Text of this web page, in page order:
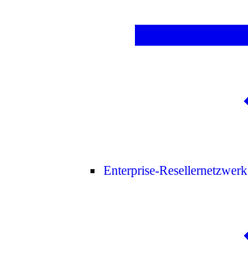
Enterprise-Resellernetzwerk